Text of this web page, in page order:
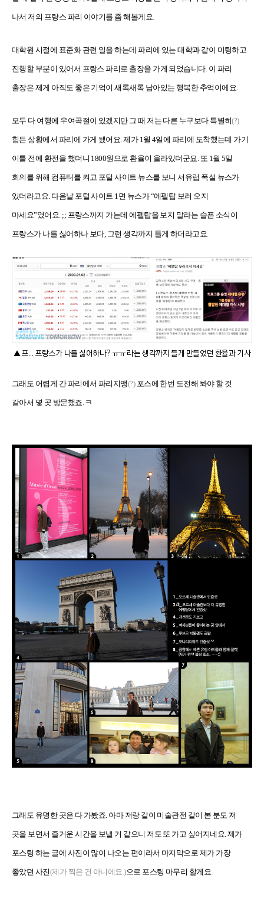
나서 저의 프랑스 파리 이야기를 좀 해볼게요.
대학원 시절에 표준화 관련 일을 하는데 파리에 있는 대학과 같이 미팅하고
진행할 부분이 있어서 프랑스 파리로 출장을 가게 되었습니다. 이 파리
출장은 제게 아직도 좋은 기억이 새록새록 남아있는 행복한 추억이에요.
모두 다 여행에 우여곡절이 있겠지만 그 때 저는 다른 누구보다 특별히(?)
힘든 상황에서 파리에 가게 됐어요. 제가 1월 4일에 파리에 도착했는데 가기
이틀 전에 환전을 했더니 1800원으로 환율이 올라있더군요. 또 1월 5일
회의를 위해 컴퓨터를 켜고 포털 사이트 뉴스를 보니 서유럽 폭설 뉴스가
있더라고요. 다음날 포털 사이트 1면 뉴스가 “에펠탑 보러 오지
마세요”였어요. ;; 프랑스까지 가는데 에펠탑을 보지 말라는 슬픈 소식이
프랑스가 나를 싫어하나 보다, 그런 생각까지 들게 하더라고요.
▲ 프… 프랑스가 나를 싫어하나? ㅠㅠ 라는 생각까지 들게 만들었던 환율과 기사
그래도 어렵게 간 파리에서 파리지앵(?) 포스에 한번 도전해 봐야 할 것
같아서 몇 곳 방문했죠. ㅋ
그래도 유명한 곳은 다 가봤죠. 아마 저랑 같이 미술관전 같이 본 분도 저
곳을 보면서 즐거운 시간을 보낼 거 같으니 저도 또 가고 싶어지네요. 제가
포스팅 하는 글에 사진이 많이 나오는 편이라서 마지막으로 제가 가장
좋았던 사진(제가 찍은 건 아니에요.)으로 포스팅 마무리 할게요.